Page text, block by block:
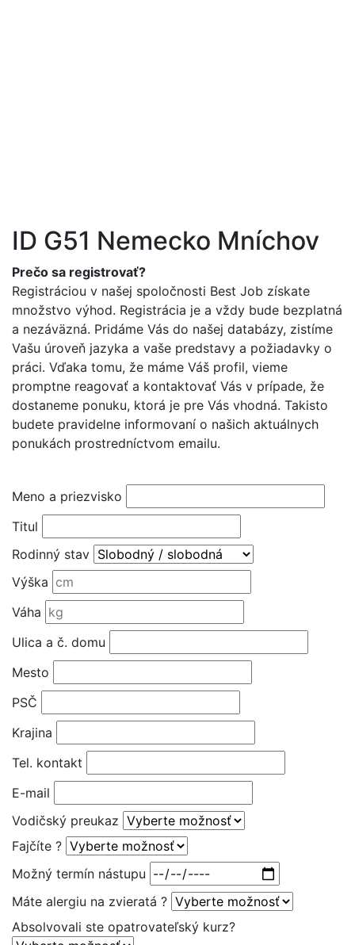
ID G51 Nemecko Mníchov
Prečo sa registrovať?
Registráciou v našej spoločnosti Best Job získate
množstvo výhod. Registrácia je a vždy bude bezplatná
a nezáväzná. Pridáme Vás do našej databázy, zistíme
Vašu úroveň jazyka a vaše predstavy a požiadavky o
práci. Vďaka tomu, že máme Váš profil, vieme
promptne reagovať a kontaktovať Vás v prípade, že
dostaneme ponuku, ktorá je pre Vás vhodná. Takisto
budete pravidelne informovaní o našich aktuálnych
ponukách prostredníctvom emailu.
Meno a priezvisko
Titul
Rodinný stav
Výška
Váha
Ulica a č. domu
Mesto
PSČ
Krajina
Tel. kontakt
E-mail
Vodičský preukaz
Fajčíte ?
Možný termín nástupu
Máte alergiu na zvieratá ?
Absolvovali ste opatrovateľský kurz?